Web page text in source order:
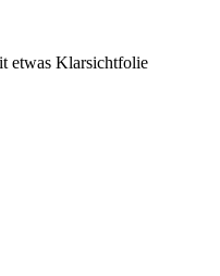
etwas Klarsichtfolie